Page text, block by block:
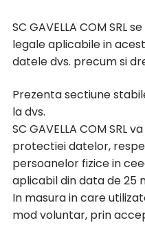
SC GAVELLA COM
legale aplicabile in
datele dvs. precum si
Prezenta sectiune
la dvs.
SC GAVELLA COM
protectiei datelor,
persoanelor fizice in
aplicabil din data de 25
In masura in care
mod voluntar, prin